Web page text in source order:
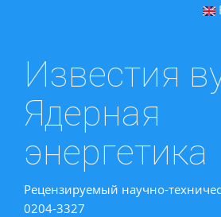
Известия
Ядерная
энергетика
Рецензируемый научно-
0204-3327